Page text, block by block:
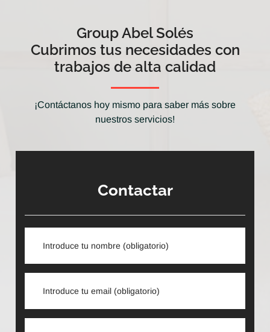
Group Abel Solés
Cubrimos tus necesidades con
trabajos de alta calidad
¡Contáctanos hoy mismo para saber más sobre
nuestros servicios!
Contactar